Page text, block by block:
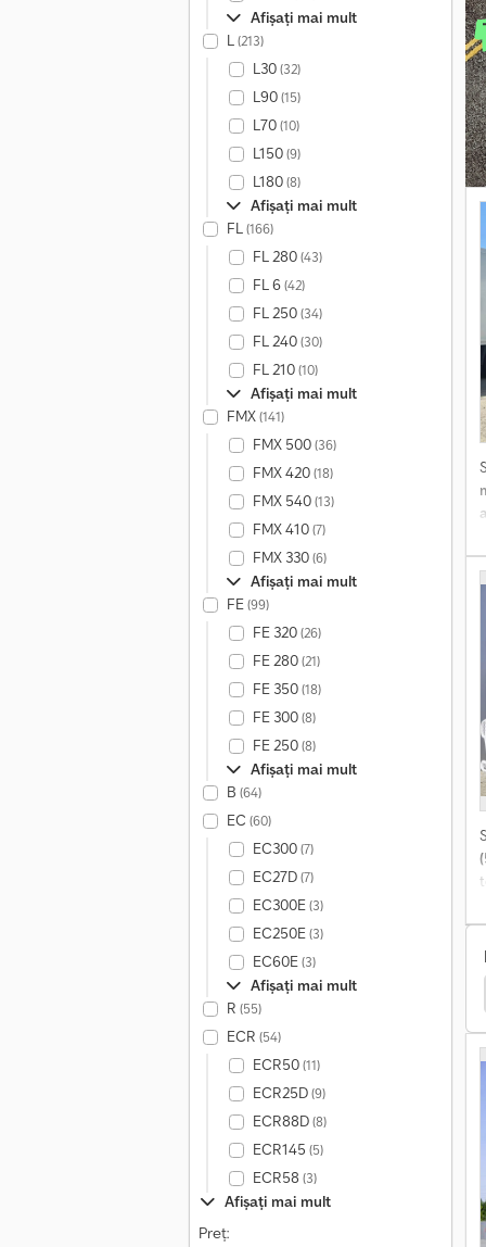
Afișați mai mult
L(213)
L30(32)
L90(15)
L70(10)
L150(9)
L180(8)
Afișați mai mult
FL(166)
FL 280(43)
FL 6(42)
FL 250(34)
FL 240(30)
FL 210(10)
Afișați mai mult
FMX(141)
FMX 500(36)
FMX 420(18)
FMX 540(13)
FMX 410(7)
FMX 330(6)
Afișați mai mult
FE(99)
FE 320(26)
FE 280(21)
FE 350(18)
FE 300(8)
FE 250(8)
Afișați mai mult
B (64)
EC (60)
EC300(7)
EC27D(7)
EC300E(3)
EC250E(3)
EC60E(3)
Afișați mai mult
R (55)
ECR (54)
ECR50(11)
ECR25D(9)
ECR88D(8)
ECR145 (5)
ECR58 (3)
Afișați mai mult
Preț:
Camion Cu Sistem De Ridicare Pe Cablu